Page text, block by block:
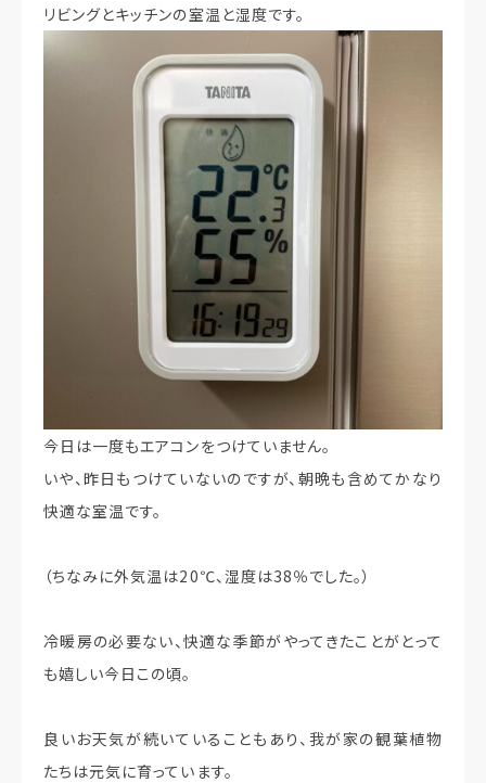
リビングとキッチンの室温と湿度です。
今日は一度もエアコンをつけていません。
いや、昨日もつけていないのですが、朝晩も含めてかなり
快適な室温です。
（ちなみに外気温は20℃、湿度は38％でした。）
冷暖房の必要ない、快適な季節がやってきたことがとって
も嬉しい今日この頃。
良いお天気が続いていることもあり、我が家の観葉植物
たちは元気に育っています。